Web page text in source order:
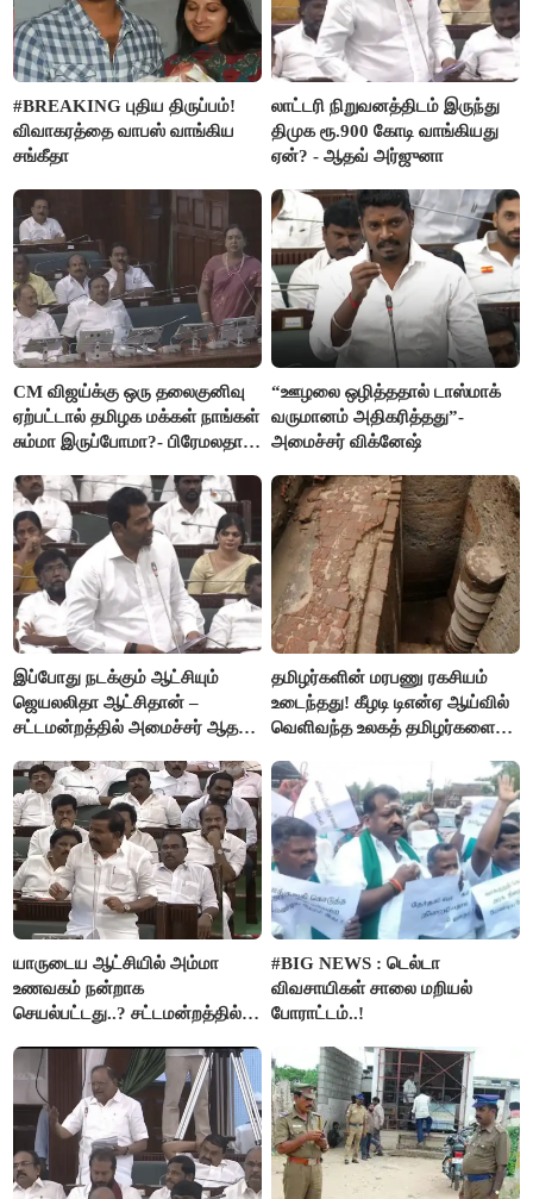
#BREAKING புதிய திருப்பம்!
விவாகரத்தை வாபஸ் வாங்கிய
சங்கீதா
லாட்டரி நிறுவனத்திடம் இருந்து
திமுக ரூ.900 கோடி வாங்கியது
ஏன்? - ஆதவ் அர்ஜுனா
CM விஜய்க்கு ஒரு தலைகுனிவு
ஏற்பட்டால் தமிழக மக்கள் நாங்கள்
சும்மா இருப்போமா?- பிரேமலதா
“ஊழலை ஒழித்ததால் டாஸ்மாக்
வருமானம் அதிகரித்தது”-
அமைச்சர் விக்னேஷ்
இப்போது நடக்கும் ஆட்சியும்
ஜெயலலிதா ஆட்சிதான் –
சட்டமன்றத்தில் அமைச்சர் ஆதவ்
தமிழர்களின் மரபணு ரகசியம்
உடைந்தது! கீழடி டிஎன்ஏ ஆய்வில்
வெளிவந்த உலகத் தமிழர்களை
யாருடைய ஆட்சியில் அம்மா
உணவகம் நன்றாக
செயல்பட்டது..? சட்டமன்றத்தில்
#BIG NEWS : டெல்டா
விவசாயிகள் சாலை மறியல்
போராட்டம்..!